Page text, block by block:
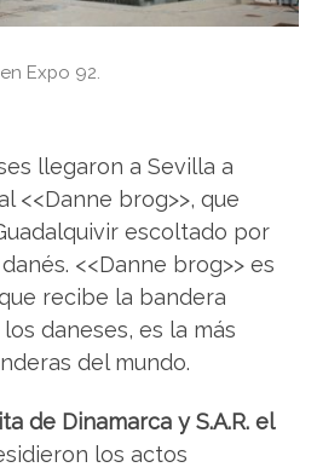
Expo 92.
llegaron a Sevilla a
<<Danne brog>>, que
escoltado por
<<Danne brog>> es
recibe la bandera
daneses, es la más
del mundo.
de Dinamarca y S.A.R. el
los actos